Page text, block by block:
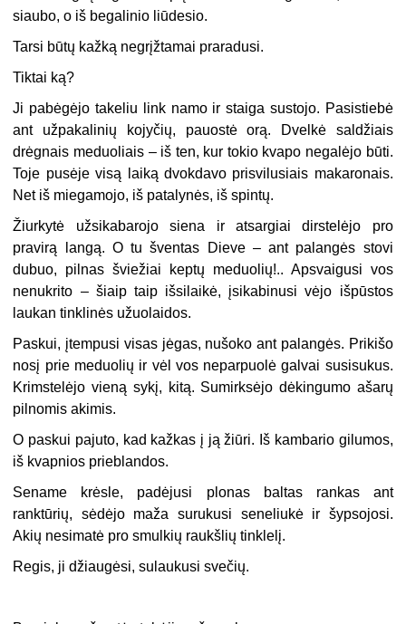
siaubo, o iš begalinio liūdesio.
Tarsi būtų kažką negrįžtamai praradusi.
Tiktai ką?
Ji pabėgėjo takeliu link namo ir staiga sustojo. Pasistiebė
ant užpakalinių kojyčių, pauostė orą. Dvelkė saldžiais
drėgnais meduoliais – iš ten, kur tokio kvapo negalėjo būti.
Toje pusėje visą laiką dvokdavo prisvilusiais makaronais.
Net iš miegamojo, iš patalynės, iš spintų.
Žiurkytė užsikabarojo siena ir atsargiai dirstelėjo pro
pravirą langą. O tu šventas Dieve – ant palangės stovi
dubuo, pilnas šviežiai keptų meduolių!.. Apsvaigusi vos
nenukrito – šiaip taip išsilaikė, įsikabinusi vėjo išpūstos
laukan tinklinės užuolaidos.
Paskui, įtempusi visas jėgas, nušoko ant palangės. Prikišo
nosį prie meduolių ir vėl vos neparpuolė galvai susisukus.
Krimstelėjo vieną sykį, kitą. Sumirksėjo dėkingumo ašarų
pilnomis akimis.
O paskui pajuto, kad kažkas į ją žiūri. Iš kambario gilumos,
iš kvapnios prieblandos.
Sename krėsle, padėjusi plonas baltas rankas ant
ranktūrių, sėdėjo maža surukusi seneliukė ir šypsojosi.
Akių nesimatė pro smulkių raukšlių tinklelį.
Regis, ji džiaugėsi, sulaukusi svečių.